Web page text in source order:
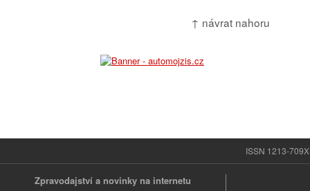
↑ návrat nahoru
ISSN 1213-
Zpravodajství a novinky na internetu